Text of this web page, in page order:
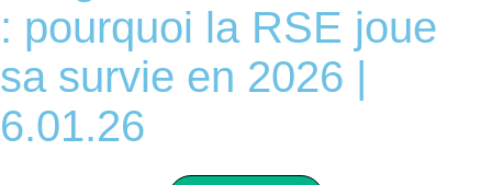
: pourquoi la RSE joue
sa survie en 2026 |
6.01.26